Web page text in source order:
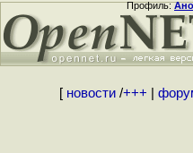
Профиль:
[ новости/+++